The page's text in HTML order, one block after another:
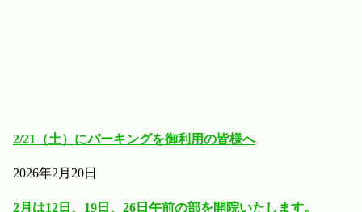
2/21（土）にパーキングを御利用の皆様へ
2026年2月20日
2月は12日、19日、26日午前の部を開院いたします。